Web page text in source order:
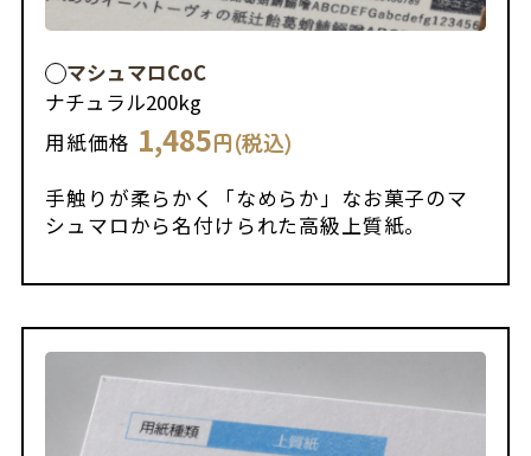
マシュマロCoC
ナチュラル200kg
用紙価格 1,485円(税込)
手触りが柔らかく「なめらか」なお菓子のマ
シュマロから名付けられた高級上質紙。